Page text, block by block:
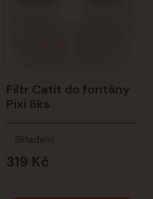
Filtr Catit do fontány
Pixi 6ks
319 Kč
Skladem